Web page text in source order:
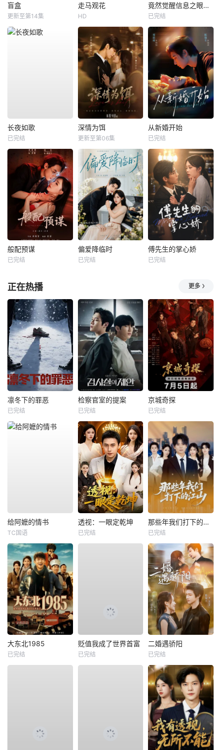
盲盒
更新至第14集
走马观花
HD
竟然觉醒信息之眼，我转身进入反派大营
已完结
长夜如歌
已完结
深情为饵
更新至第06集
从新婚开始
已完结
般配预谋
已完结
偏爱降临时
已完结
傅先生的掌心娇
已完结
正在热播 更多
凛冬下的罪恶
已完结
检察官室的提案
已完结
京城奇探
已完结
给阿嬷的情书
TC国语
透视：一眼定乾坤
已完结
那些年我们打下的江山
已完结
大东北1985
已完结
贬值我成了世界首富
已完结
二婚遇骄阳
已完结